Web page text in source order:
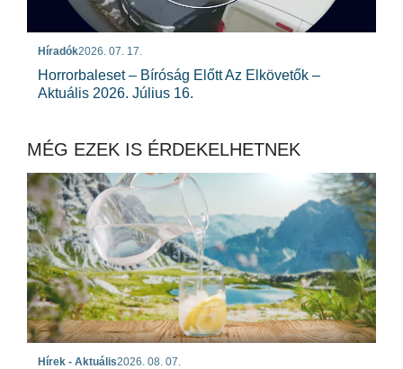
Híradók2026. 07. 17.
Horrorbaleset – Bíróság Előtt Az Elkövetők –
Aktuális 2026. Július 16.
MÉG EZEK IS ÉRDEKELHETNEK
Hírek - Aktuális2026. 08. 07.